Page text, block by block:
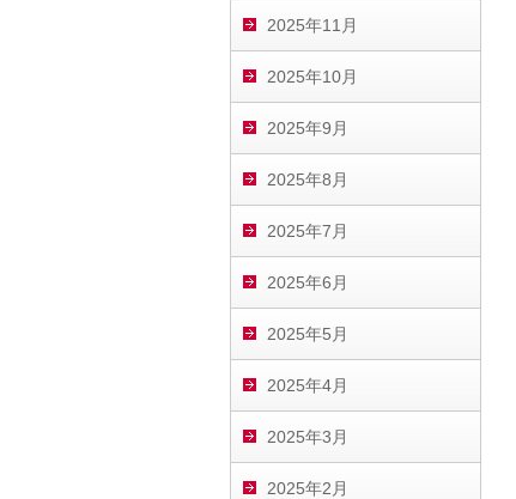
2025年11月
2025年10月
2025年9月
2025年8月
2025年7月
2025年6月
2025年5月
2025年4月
2025年3月
2025年2月